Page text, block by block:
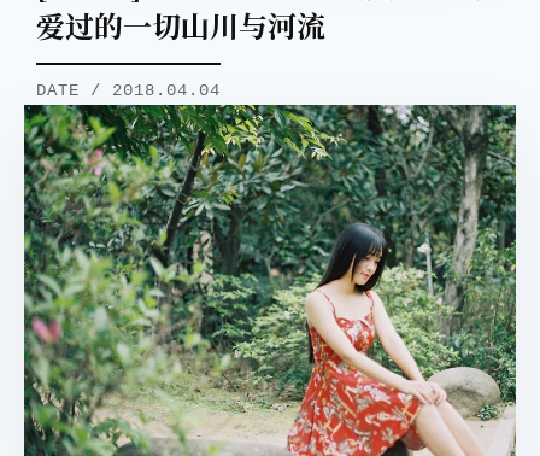
爱过的一切山川与河流
DATE / 2018.04.04